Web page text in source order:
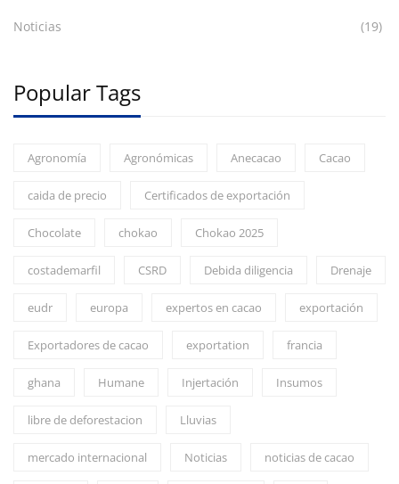
Noticias (19)
Popular Tags
Agronomía Agronómicas Anecacao Cacao
caida de precio Certificados de exportación
Chocolate chokao Chokao 2025
costademarfil CSRD Debida diligencia Drenaje
eudr europa expertos en cacao exportación
Exportadores de cacao exportation francia
ghana Humane Injertación Insumos
libre de deforestacion Lluvias
mercado internacional Noticias noticias de cacao